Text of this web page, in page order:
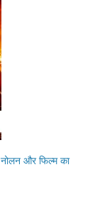
और फिल्म का